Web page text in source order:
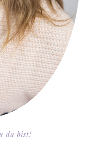
da bist!